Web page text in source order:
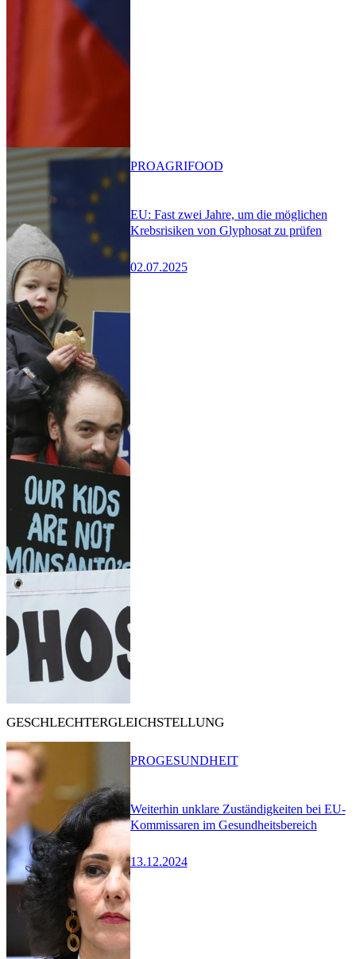
EU: Fast zwei Jahre, um die möglichen
Krebsrisiken von Glyphosat zu prüfen
02.07.2025
PROAGRIFOOD
GESCHLECHTERGLEICHSTELLUNG
Weiterhin unklare Zuständigkeiten bei EU-
Kommissaren im Gesundheitsbereich
13.12.2024
PROGESUNDHEIT